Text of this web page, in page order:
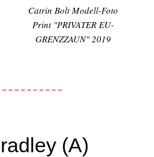
Catrin Bolt Modell-Foto
Print "PRIVATER EU-
GRENZZAUN" 2019
(A)